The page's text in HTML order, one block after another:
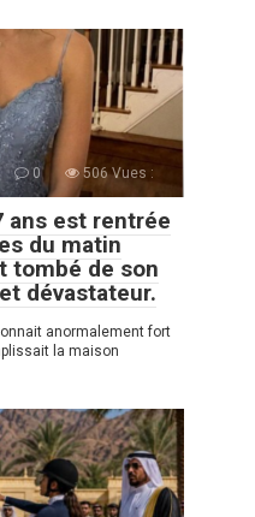
0 506 Vues :
ans est rentrée
du matin
tombé de son
dévastateur.
anormalement fort
la maison